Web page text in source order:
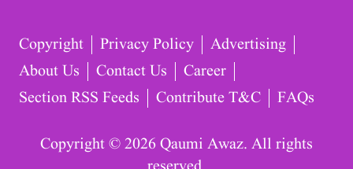
Copyright Privacy Policy
Advertising
About Us
Contact Us
Career
Section RSS Feeds
Contribute T&C FAQs
Copyright © 2026 Qaumi Awaz. All rights